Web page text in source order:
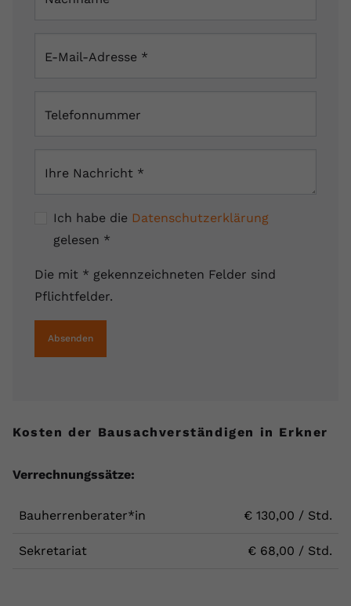
E-Mail-Adresse *
Telefonnummer
Ihre Nachricht *
Ich habe die Datenschutzerklärung
gelesen *
Die mit * gekennzeichneten Felder sind
Pflichtfelder.
Absenden
Kosten der Bausachverständigen in Erkner
Verrechnungssätze:
Bauherrenberater*in € 130,00 / Std.
Sekretariat € 68,00 / Std.